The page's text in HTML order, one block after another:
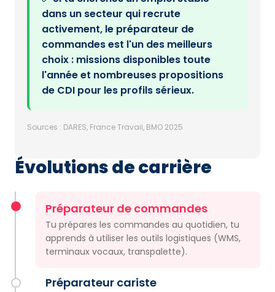
dans un secteur qui recrute
activement, le préparateur de
commandes est l'un des meilleurs
choix : missions disponibles toute
l'année et nombreuses propositions
de CDI pour les profils sérieux.
Sources : DARES, France Travail, BMO 2025
Évolutions de carrière
Préparateur de commandes
Tu prépares les commandes au quotidien, tu
apprends à utiliser les outils logistiques (WMS,
terminaux vocaux, transpalette).
Préparateur cariste